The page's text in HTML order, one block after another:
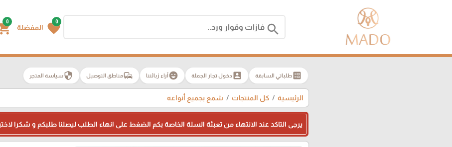
search
0
favorite المفضلة
0
ballotطلباتي السابقة account_box دخول تجار الجملة emoji_emotionsآراء زبائننا commuteمناطق التوصيل securityسياسة المتجر
الرئيسية كل المنتجات شمع بجميع أنواعه
يرجى التاكد عند الانتهاء من تعبئة السلة الخاصة بكم الضغط على انهاء الطلب ليصلنا طلبكم و شكرا